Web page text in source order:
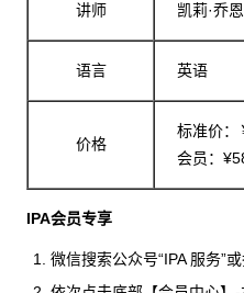
讲师 凯莉·乔
语言 英语
价格
标准价：
会员：
IPA会员专享
微信搜索公众号“IPA 服务”